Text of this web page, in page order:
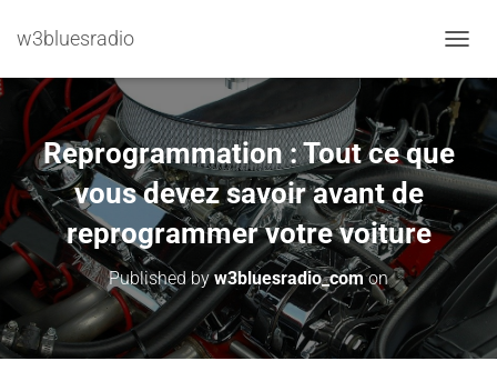
w3bluesradio
Reprogrammation : Tout ce que
vous devez savoir avant de
reprogrammer votre voiture
Published byw3bluesradio_comon